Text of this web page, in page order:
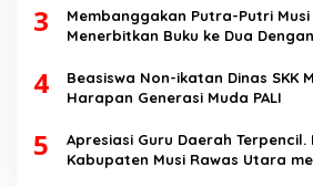
3
Membanggakan Putra-Putri
Menerbitkan Buku ke Dua
4
Beasiswa Non-ikatan Dinas SKK
Harapan Generasi Muda PALI
5
Apresiasi Guru Daerah Terpencil.
Kabupaten Musi Rawas Utara